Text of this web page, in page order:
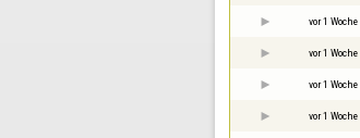
vor 1 Woche
vor 1 Woche
vor 1 Woche
vor 1 Woche